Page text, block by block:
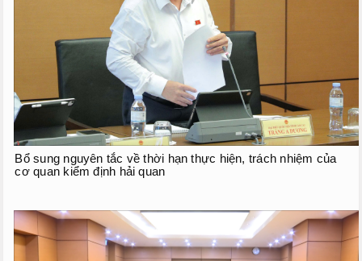
Bổ sung nguyên tắc về thời hạn thực hiện, trách nhiệm của
cơ quan kiểm định hải quan